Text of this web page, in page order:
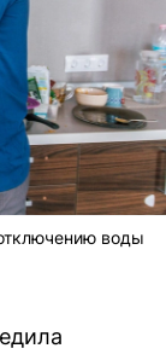
воды